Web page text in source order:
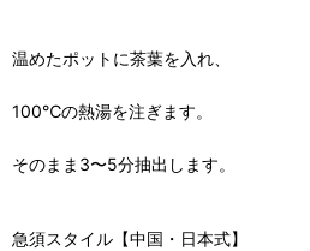
温めたポットに茶葉を入れ、
100℃の熱湯を注ぎます。
そのまま3〜5分抽出します。
急須スタイル【中国・日本式】